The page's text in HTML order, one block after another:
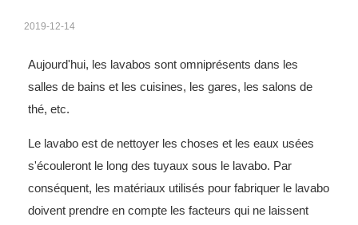
2019-12-14
Aujourd'hui, les lavabos sont omniprésents dans les
salles de bains et les cuisines, les gares, les salons de
thé, etc.
Le lavabo est de nettoyer les choses et les eaux usées
s'écouleront le long des tuyaux sous le lavabo. Par
conséquent, les matériaux utilisés pour fabriquer le lavabo
doivent prendre en compte les facteurs qui ne laissent